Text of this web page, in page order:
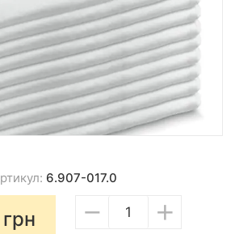
6.907-017.0
грн − +